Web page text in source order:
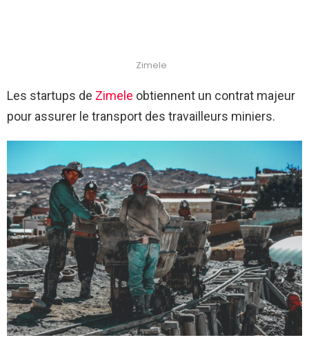
Zimele
Les startups de Zimele obtiennent un contrat majeur
pour assurer le transport des travailleurs miniers.